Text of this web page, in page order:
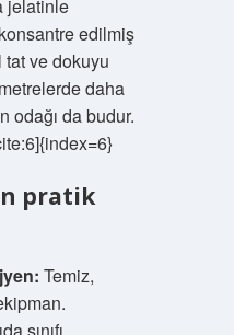
jelatinle
edilmiş
ve dokuyu
daha
odağı da budur.
pratik
Temiz,